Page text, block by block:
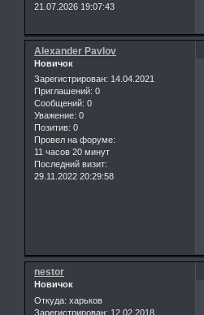
21.07.2026 19:07:43
Alexander Pavlov
Новичок
Зарегистрирован: 14.04.2021
Приглашений: 0
Сообщений: 0
Уважение: 0
Позитив: 0
Провел на форуме:
11 часов 20 минут
Последний визит:
29.11.2022 20:29:58
nestor
Новичок
Откуда: харьков
Зарегистрирован: 12.02.2018